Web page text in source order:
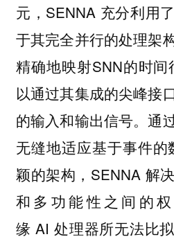
元，SENNA 充分利用
于其完全并行的处理架
精确地映射SNN的时
以通过其集成的尖峰接
的输入和输出信号。通
无缝地适应基于事件的
颖的架构，SENNA 解
和多功能性之间的
缘 AI 处理器所无法比